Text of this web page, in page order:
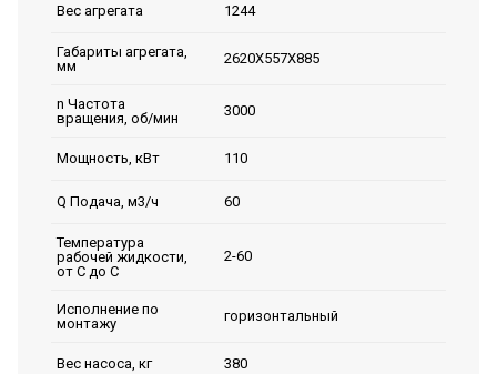
Вес агрегата 1244
Габариты агрегата,
мм
2620Х557Х885
n Частота
вращения, об/мин
3000
Мощность, кВт 110
Q Подача, м3/ч 60
Температура
рабочей жидкости,
от С до С
2-60
Исполнение по
монтажу
горизонтальный
Вес насоса, кг 380